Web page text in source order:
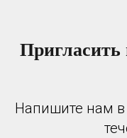
Пригласить
Напишите нам в